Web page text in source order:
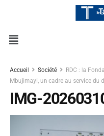
Accueil Société
RDC : la
Mbujimayi, un cadre au service
IMG-